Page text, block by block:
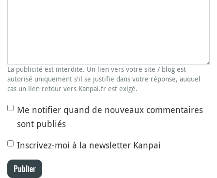
La publicité est interdite. Un lien vers votre site / blog est
autorisé uniquement s'il se justifie dans votre réponse, auquel
cas un lien retour vers Kanpai.fr est exigé.
Me notifier quand de nouveaux commentaires
sont publiés
Inscrivez-moi à la newsletter Kanpai
Publier